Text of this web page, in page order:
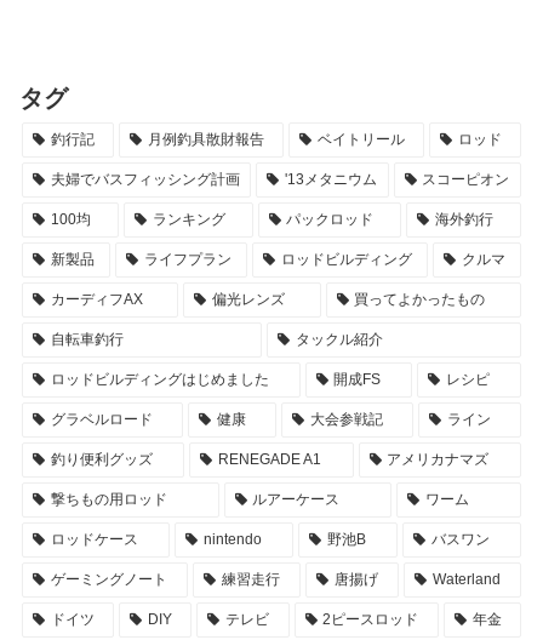
タグ
釣行記 月例釣具散財報告 ベイトリール ロッド
夫婦でバスフィッシング計画 '13メタニウム スコーピオン
100均 ランキング パックロッド 海外釣行
新製品 ライフプラン ロッドビルディング クルマ
カーディフAX 偏光レンズ 買ってよかったもの
自転車釣行 タックル紹介
ロッドビルディングはじめました 開成FS レシピ
グラベルロード 健康 大会参戦記 ライン
釣り便利グッズ RENEGADE A1 アメリカナマズ
撃ちもの用ロッド ルアーケース ワーム
ロッドケース nintendo 野池B バスワン
ゲーミングノート 練習走行 唐揚げ Waterland
ドイツ DIY テレビ 2ピースロッド 年金